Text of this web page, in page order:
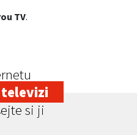
TV.
si ji